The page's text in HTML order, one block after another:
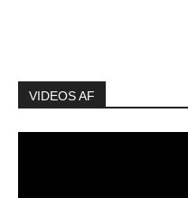
VIDEOS AF